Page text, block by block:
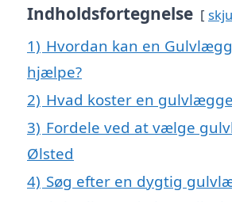
Indholdsfortegnelse
1) Hvordan kan en
hjælpe?
2) Hvad koster en
3) Fordele ved at vælge
Ølsted
4) Søg efter en dygtig